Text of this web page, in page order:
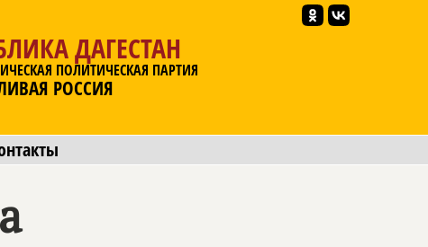
ДАГЕСТАН
ПОЛИТИЧЕСКАЯ ПАРТИЯ
РОССИЯ